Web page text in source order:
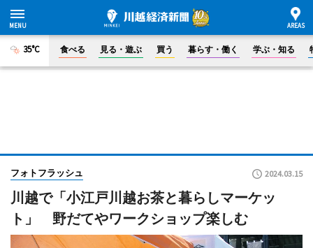
35°C 食べる 見る・遊ぶ 買う 暮らす・働く 学ぶ・知る
フォトフラッシュ 2024.03.15
川越で「小江戸川越お茶と暮らしマーケッ
ト」 野だてやワークショップ楽しむ